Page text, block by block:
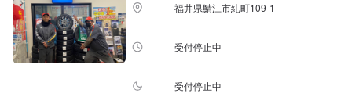
福井県鯖江市糺町109-1
受付停止中
受付停止中